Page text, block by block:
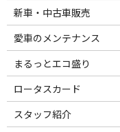
新車・中古車販売
愛車のメンテナンス
まるっとエコ盛り
ロータスカード
スタッフ紹介